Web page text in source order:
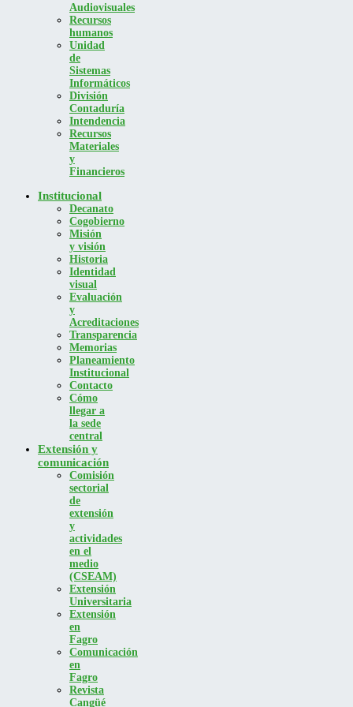
Audiovisuales
Recursos
humanos
Unidad
de
Sistemas
Informáticos
División
Contaduría
Intendencia
Recursos
Materiales
y
Financieros
Institucional
Decanato
Cogobierno
Misión
y visión
Historia
Identidad
visual
Evaluación
y
Acreditaciones
Transparencia
Memorias
Planeamiento
Institucional
Contacto
Cómo
llegar a
la sede
central
Extensión y
comunicación
Comisión
sectorial
de
extensión
y
actividades
en el
medio
(CSEAM)
Extensión
Universitaria
Extensión
en
Fagro
Comunicación
en
Fagro
Revista
Cangüé